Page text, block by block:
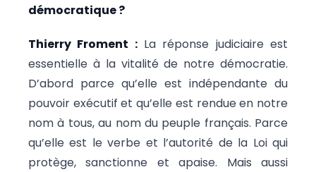
démocratique ?
Thierry Froment :La réponse judiciaire est
essentielle à la vitalité de notre démocratie.
D’abord parce qu’elle est indépendante du
pouvoir exécutif et qu’elle est rendue en notre
nom à tous, au nom du peuple français. Parce
qu’elle est le verbe et l’autorité de la Loi qui
protège, sanctionne et apaise. Mais aussi